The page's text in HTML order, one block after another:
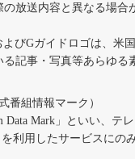
放送内容と異なる場合
びGガイドロゴは、米
記事・写真等あらゆる
番組情報マーク）
Data Mark」といい、テ
を利用したサービスにの